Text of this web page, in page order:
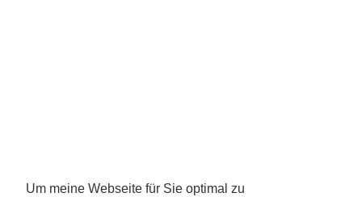
Um meine Webseite für Sie optimal zu